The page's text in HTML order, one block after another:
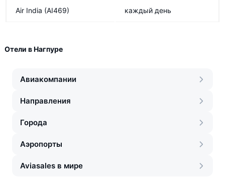
Air India (AI469) каждый день
Отели в Нагпуре
Авиакомпании
Направления
Города
Аэропорты
Aviasales в мире